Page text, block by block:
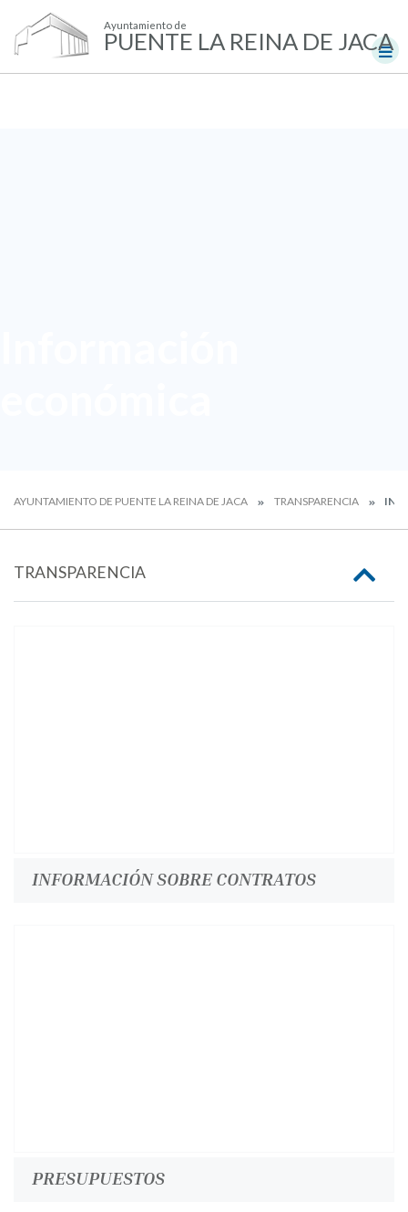
Ayuntamiento de
PUENTE LA REINA DE JACA
AYUNTAMIENTO DE PUENTE LA REINA DE JACA TRANSPARENCIA
TRANSPARENCIA
INFORMACIÓN SOBRE CONTRATOS
PRESUPUESTOS